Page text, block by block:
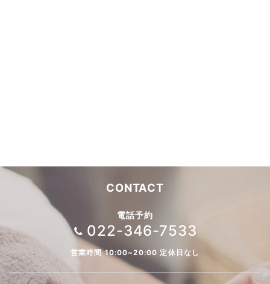
CONTACT
電話予約
022-346-7533
営業時間 10:00~20:00 定休日なし